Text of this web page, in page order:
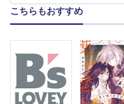
こちらもおすすめ